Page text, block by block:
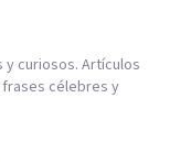
curiosos. Artículos
célebres y